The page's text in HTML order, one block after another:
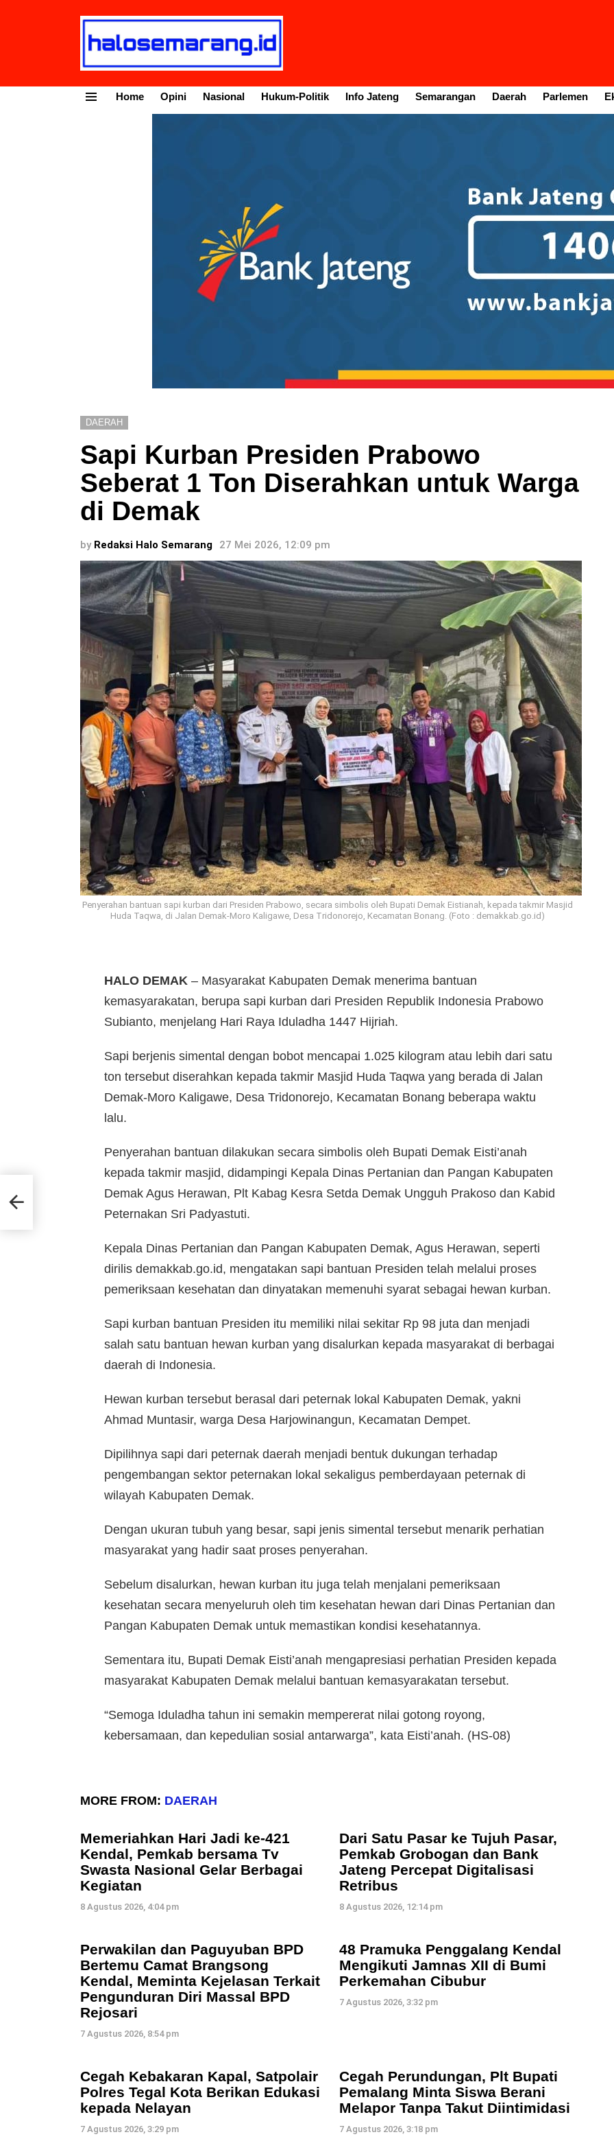
Home Opini Nasional Hukum-Politik Info Jateng Semarangan Daerah Parlemen
DAERAH
Sapi Kurban Presiden Prabowo
Seberat 1 Ton Diserahkan untuk Warga
di Demak
by Redaksi Halo Semarang 27 Mei 2026, 12:09 pm
Penyerahan bantuan sapi kurban dari Presiden Prabowo, secara simbolis oleh Bupati Demak Eistianah, kepada takmir Masjid
Huda Taqwa, di Jalan Demak-Moro Kaligawe, Desa Tridonorejo, Kecamatan Bonang. (Foto : demakkab.go.id)
HALO DEMAK – Masyarakat Kabupaten Demak menerima bantuan
kemasyarakatan, berupa sapi kurban dari Presiden Republik Indonesia Prabowo
Subianto, menjelang Hari Raya Iduladha 1447 Hijriah.
Sapi berjenis simental dengan bobot mencapai 1.025 kilogram atau lebih dari satu
ton tersebut diserahkan kepada takmir Masjid Huda Taqwa yang berada di Jalan
Demak-Moro Kaligawe, Desa Tridonorejo, Kecamatan Bonang beberapa waktu
lalu.
Penyerahan bantuan dilakukan secara simbolis oleh Bupati Demak Eisti’anah
kepada takmir masjid, didampingi Kepala Dinas Pertanian dan Pangan Kabupaten
Demak Agus Herawan, Plt Kabag Kesra Setda Demak Ungguh Prakoso dan Kabid
Peternakan Sri Padyastuti.
Kepala Dinas Pertanian dan Pangan Kabupaten Demak, Agus Herawan, seperti
dirilis demakkab.go.id, mengatakan sapi bantuan Presiden telah melalui proses
pemeriksaan kesehatan dan dinyatakan memenuhi syarat sebagai hewan kurban.
Sapi kurban bantuan Presiden itu memiliki nilai sekitar Rp 98 juta dan menjadi
salah satu bantuan hewan kurban yang disalurkan kepada masyarakat di berbagai
daerah di Indonesia.
Hewan kurban tersebut berasal dari peternak lokal Kabupaten Demak, yakni
Ahmad Muntasir, warga Desa Harjowinangun, Kecamatan Dempet.
Dipilihnya sapi dari peternak daerah menjadi bentuk dukungan terhadap
pengembangan sektor peternakan lokal sekaligus pemberdayaan peternak di
wilayah Kabupaten Demak.
Dengan ukuran tubuh yang besar, sapi jenis simental tersebut menarik perhatian
masyarakat yang hadir saat proses penyerahan.
Sebelum disalurkan, hewan kurban itu juga telah menjalani pemeriksaan
kesehatan secara menyeluruh oleh tim kesehatan hewan dari Dinas Pertanian dan
Pangan Kabupaten Demak untuk memastikan kondisi kesehatannya.
Sementara itu, Bupati Demak Eisti’anah mengapresiasi perhatian Presiden kepada
masyarakat Kabupaten Demak melalui bantuan kemasyarakatan tersebut.
“Semoga Iduladha tahun ini semakin mempererat nilai gotong royong,
kebersamaan, dan kepedulian sosial antarwarga”, kata Eisti’anah. (HS-08)
MORE FROM: DAERAH
Memeriahkan Hari Jadi ke-421
Kendal, Pemkab bersama Tv
Swasta Nasional Gelar Berbagai
Kegiatan
8 Agustus 2026, 4:04 pm
Dari Satu Pasar ke Tujuh Pasar,
Pemkab Grobogan dan Bank
Jateng Percepat Digitalisasi
Retribus
8 Agustus 2026, 12:14 pm
Perwakilan dan Paguyuban BPD
Bertemu Camat Brangsong
Kendal, Meminta Kejelasan Terkait
Pengunduran Diri Massal BPD
Rejosari
7 Agustus 2026, 8:54 pm
48 Pramuka Penggalang Kendal
Mengikuti Jamnas XII di Bumi
Perkemahan Cibubur
7 Agustus 2026, 3:32 pm
Cegah Kebakaran Kapal, Satpolair
Polres Tegal Kota Berikan Edukasi
kepada Nelayan
7 Agustus 2026, 3:29 pm
Cegah Perundungan, Plt Bupati
Pemalang Minta Siswa Berani
Melapor Tanpa Takut Diintimidasi
7 Agustus 2026, 3:18 pm